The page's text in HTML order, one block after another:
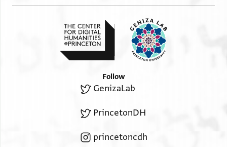
Follow
GenizaLab
PrincetonDH
princetoncdh